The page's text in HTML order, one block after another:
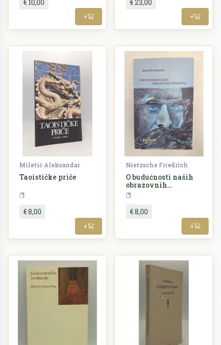
€ 10,00
+
€ 23,00
+
Miletić Aleksandar
Taoističke priče
€ 8,00
+
Nietzsche Friedrich
O budućnosti naših
obrazovnih
ustanova
€ 8,00
+